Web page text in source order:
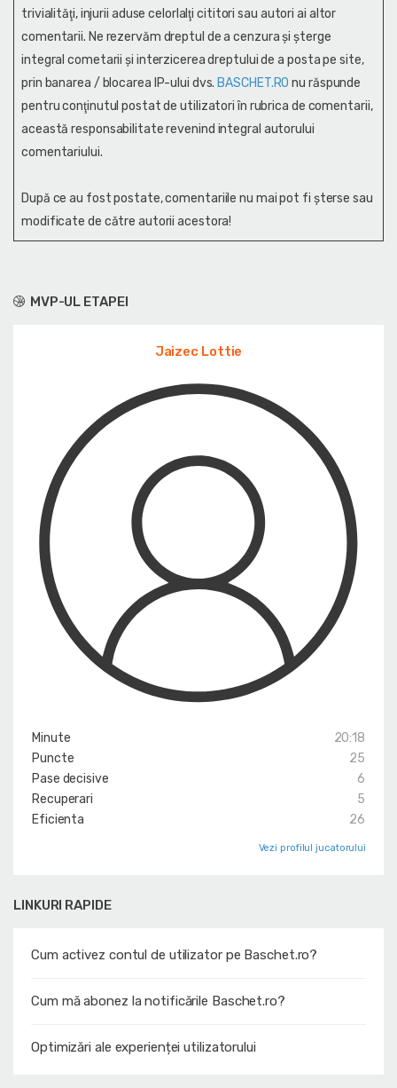
MVP-UL ETAPEI
Jaizec Lottie
Minute
20:18
Puncte
25
Pase decisive
6
Recuperari
5
Eficienta
26
Vezi profilul jucatorului
LINKURI RAPIDE
Cum activez contul de utilizator pe Baschet.ro?
Cum mă abonez la notificările Baschet.ro?
Optimizări ale experienței utilizatorului
trivialităţi, injurii aduse celorlalţi cititori sau autori ai altor
comentarii. Ne rezervăm dreptul de a cenzura și şterge
integral cometarii și interzicerea dreptului de a posta pe site,
prin banarea / blocarea IP-ului dvs. BASCHET.RO nu răspunde
pentru conţinutul postat de utilizatori în rubrica de comentarii,
această responsabilitate revenind integral autorului
comentariului.
După ce au fost postate, comentariile nu mai pot fi șterse sau
modificate de către autorii acestora!